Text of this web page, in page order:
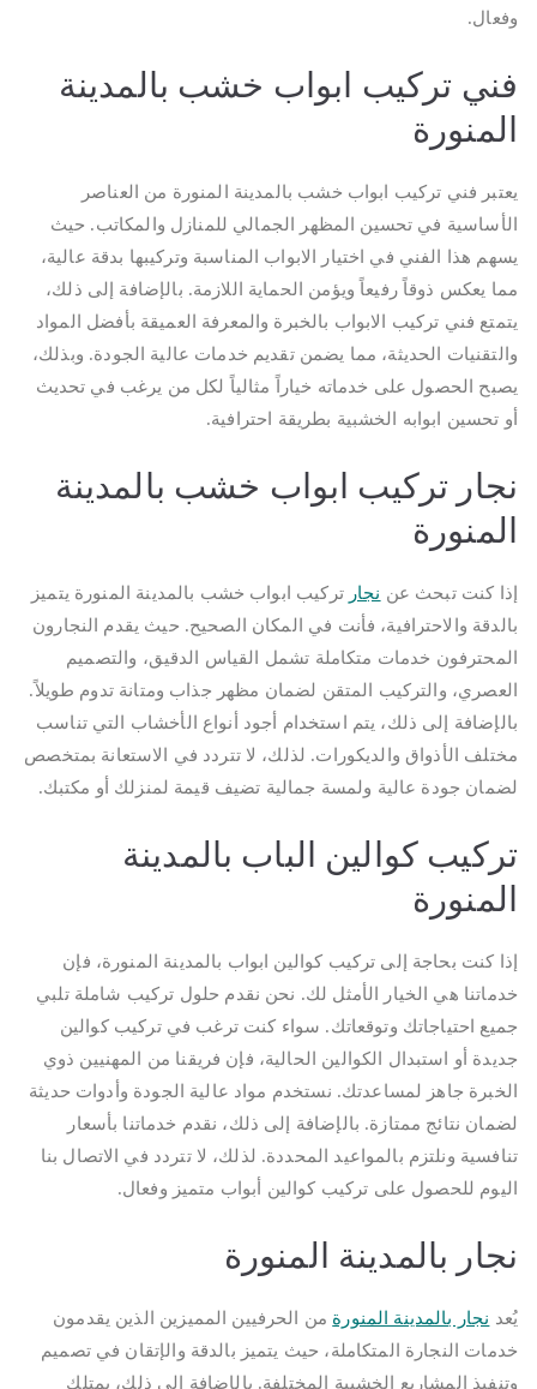
وفعال.
فني تركيب ابواب خشب بالمدينة
المنورة
يعتبر فني تركيب ابواب خشب بالمدينة المنورة من العناصر
الأساسية في تحسين المظهر الجمالي للمنازل والمكاتب. حيث
يسهم هذا الفني في اختيار الابواب المناسبة وتركيبها بدقة عالية،
مما يعكس ذوقاً رفيعاً ويؤمن الحماية اللازمة. بالإضافة إلى ذلك،
يتمتع فني تركيب الابواب بالخبرة والمعرفة العميقة بأفضل المواد
والتقنيات الحديثة، مما يضمن تقديم خدمات عالية الجودة. وبذلك،
يصبح الحصول على خدماته خياراً مثالياً لكل من يرغب في تحديث
أو تحسين ابوابه الخشبية بطريقة احترافية.
نجار تركيب ابواب خشب بالمدينة
المنورة
إذا كنت تبحث عن نجار تركيب ابواب خشب بالمدينة المنورة يتميز
بالدقة والاحترافية، فأنت في المكان الصحيح. حيث يقدم النجارون
المحترفون خدمات متكاملة تشمل القياس الدقيق، والتصميم
العصري، والتركيب المتقن لضمان مظهر جذاب ومتانة تدوم طويلاً.
بالإضافة إلى ذلك، يتم استخدام أجود أنواع الأخشاب التي تناسب
مختلف الأذواق والديكورات. لذلك، لا تتردد في الاستعانة بمتخصص
لضمان جودة عالية ولمسة جمالية تضيف قيمة لمنزلك أو مكتبك.
تركيب كوالين الباب بالمدينة
المنورة
إذا كنت بحاجة إلى تركيب كوالين ابواب بالمدينة المنورة، فإن
خدماتنا هي الخيار الأمثل لك. نحن نقدم حلول تركيب شاملة تلبي
جميع احتياجاتك وتوقعاتك. سواء كنت ترغب في تركيب كوالين
جديدة أو استبدال الكوالين الحالية، فإن فريقنا من المهنيين ذوي
الخبرة جاهز لمساعدتك. نستخدم مواد عالية الجودة وأدوات حديثة
لضمان نتائج ممتازة. بالإضافة إلى ذلك، نقدم خدماتنا بأسعار
تنافسية ونلتزم بالمواعيد المحددة. لذلك، لا تتردد في الاتصال بنا
اليوم للحصول على تركيب كوالين أبواب متميز وفعال.
نجار بالمدينة المنورة
يُعد نجار بالمدينة المنورة من الحرفيين المميزين الذين يقدمون
خدمات النجارة المتكاملة، حيث يتميز بالدقة والإتقان في تصميم
وتنفيذ المشاريع الخشبية المختلفة. بالإضافة إلى ذلك، يمتلك